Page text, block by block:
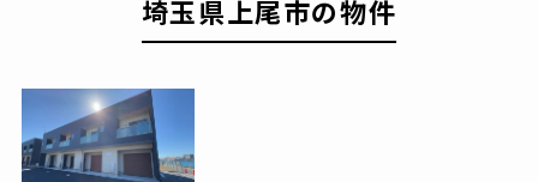
埼玉県上尾市の物件